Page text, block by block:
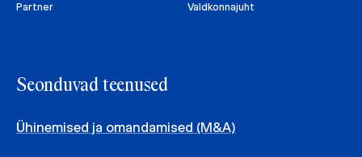
Partner Valdkonnajuht
Seonduvad teenused
Ühinemised ja omandamised (M&A)